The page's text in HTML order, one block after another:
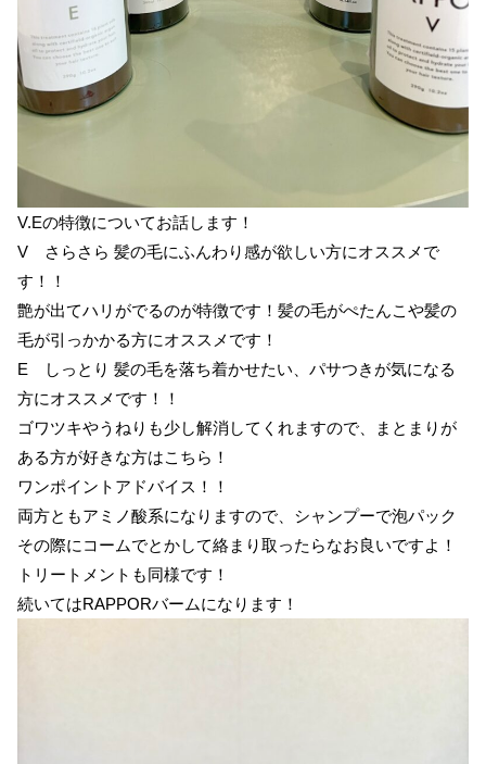
V.Eの特徴についてお話します！
V さらさら 髪の毛にふんわり感が欲しい方にオススメで
す！！
艶が出てハリがでるのが特徴です！髪の毛がぺたんこや髪の
毛が引っかかる方にオススメです！
E しっとり 髪の毛を落ち着かせたい、パサつきが気になる
方にオススメです！！
ゴワツキやうねりも少し解消してくれますので、まとまりが
ある方が好きな方はこちら！
ワンポイントアドバイス！！
両方ともアミノ酸系になりますので、シャンプーで泡パック
その際にコームでとかして絡まり取ったらなお良いですよ！
トリートメントも同様です！
続いてはRAPPORバームになります！